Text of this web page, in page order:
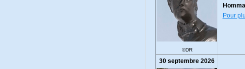
©DR
Pour
30 septembre 2026